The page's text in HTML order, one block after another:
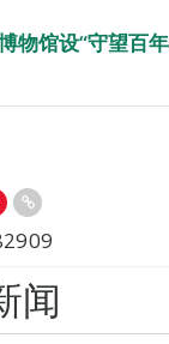
物馆设“守望百
闻